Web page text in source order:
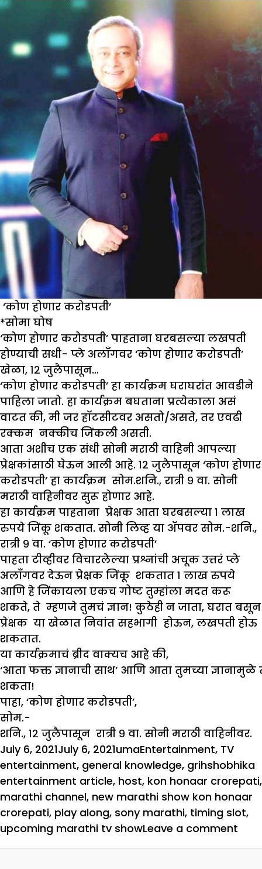
पाटेकर
‘कोण
होणार
‘कोण होणार करोडपती’
*सोमा घोष
‘कोण होणार करोडपती’ पाहताना घरबसल्या लखपती
होण्याची सधी- प्ले अलॉंगवर ‘कोण होणार करोडपती’
खेळा, १२ जुलैपासून…
‘कोण होणार करोडपती’ हा कार्यक्रम घराघरांत आवडीने
पाहिला जातो. हा कार्यक्रम बघताना प्रत्येकाला असं
वाटत की, मी जर हॉटसीटवर असतो/असते, तर एवढी
रक्कम नक्कीच जिंकली असती.
आता अशीच एक संधी सोनी मराठी वाहिनी आपल्या
प्रेक्षकांसाठी घेऊन आली आहे. १२ जुलैपासून ‘कोण होणार
करोडपती’ हा कार्यक्रम सोम.शनि., रात्री ९ वा. सोनी
मराठी वाहिनीवर सुरू होणार आहे.
हा कार्यक्रम पाहताना प्रेक्षक आता घरबसल्या १ लाख
रुपये जिंकू शकतात. सोनी लिव्ह या ॲपवर सोम.-शनि.,
रात्री ९ वा. ‘कोण होणार करोडपती’
पाहता टीव्हीवर विचारलेल्या प्रश्नांची अचूक उत्तरं प्ले
अलॉंगवर देऊन प्रेक्षक जिंकू शकतात १ लाख रुपये
आणि हे जिंकायला एकच गोष्ट तुम्हांला मदत करू
शकते, ते म्हणजे तुमचं ज्ञान! कुठेही न जाता, घरात बसून
प्रेक्षक या खेळात निवांत सहभागी होऊन, लखपती होऊ
शकतात.
या कार्यक्रमाचं ब्रीद वाक्यच आहे की,
‘आता फक्त ज्ञानाची साथ’ आणि आता तुमच्या
शकता!
पाहा, ‘कोण होणार करोडपती’,
सोम.-
शनि., १२ जुलैपासून रात्री ९ वा. सोनी मराठी वाहिनीवर.
Posted
on
July 6, 2021July 6, 2021Author
umaCategories
Entertainment, TVTags
entertainment, general knowledge, grihshobhika
entertainment article, host, kon honaar crorepati,
marathi channel, new marathi show kon honaar
crorepati, play along, sony marathi, timing slot,
upcoming marathi tv showLeave a comment